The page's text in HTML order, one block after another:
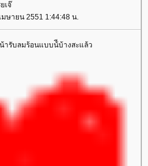
เจ๊
ษายน 2551 1:44:48 น.
ารับลมร้อนแบบน้ีบ้างสะแล้ว